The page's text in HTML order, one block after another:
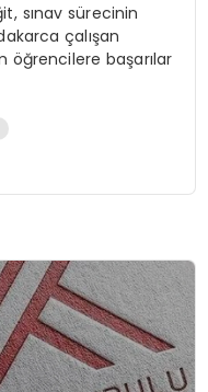
sınav sürecinin
çalışan
başarılar